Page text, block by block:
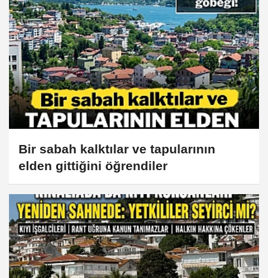
Bir sabah kalktılar ve tapularının
elden gittiğini öğrendiler